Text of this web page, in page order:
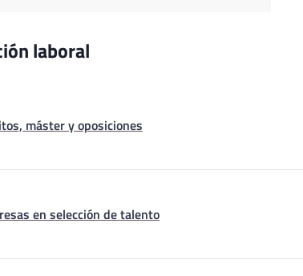
laboral
máster y oposiciones
en selección de talento